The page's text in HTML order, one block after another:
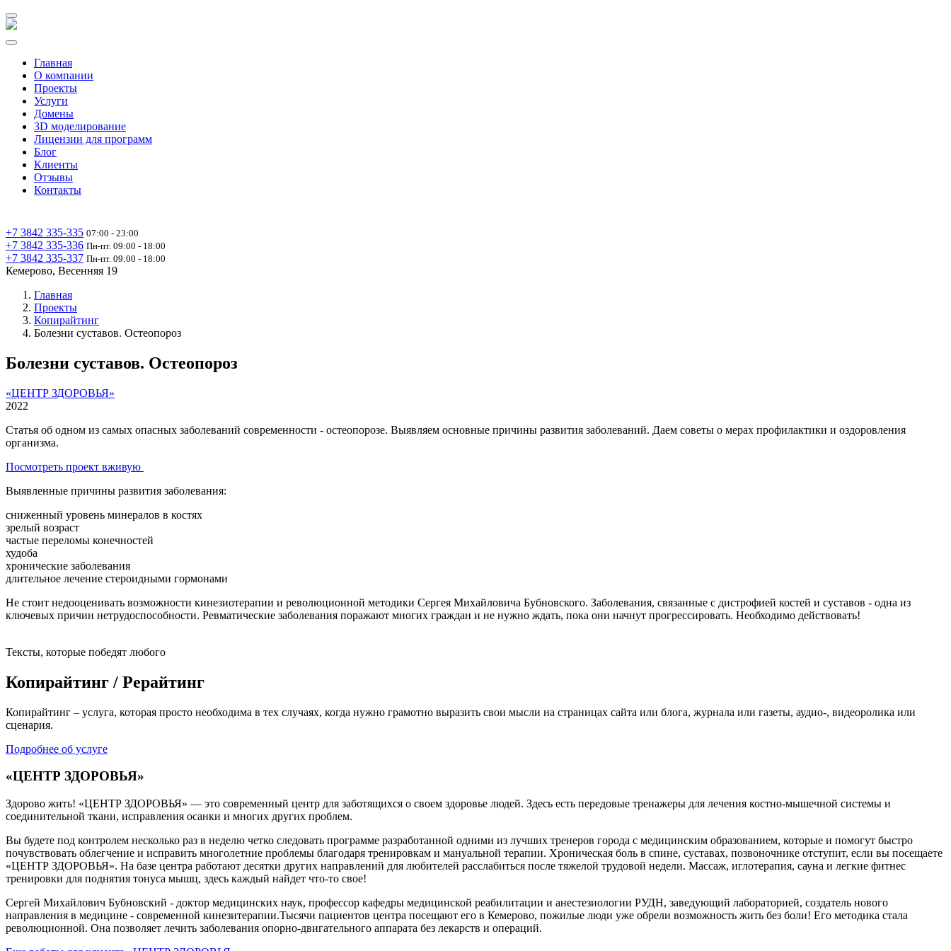
Главная
О компании
Проекты
Услуги
Домены
3D моделирование
Лицензии для программ
Блог
Клиенты
Отзывы
Контакты
+7 3842 335‑335 07:00 - 23:00
+7 3842 335‑336 Пн-пт. 09:00 - 18:00
+7 3842 335‑337 Пн-пт. 09:00 - 18:00
Кемерово, Весенняя 19
Главная
Проекты
Копирайтинг
Болезни суставов. Остеопороз
Болезни суставов. Остеопороз
«ЦЕНТР ЗДОРОВЬЯ»
2022
Статья об одном из самых опасных заболеваний современности - остеопорозе. Выявляем основные причины развития заболеваний. Даем советы о мерах профилактики и оздоровления
организма.
Посмотреть проект вживую
Выявленные причины развития заболевания:
сниженный уровень минералов в костях
зрелый возраст
частые переломы конечностей
худоба
хронические заболевания
длительное лечение стероидными гормонами
Не стоит недооценивать возможности кинезиотерапии и революционной методики Сергея Михайловича Бубновского. Заболевания, связанные с дистрофией костей и суставов - одна из
ключевых причин нетрудоспособности. Ревматические заболевания поражают многих граждан и не нужно ждать, пока они начнут прогрессировать. Необходимо действовать!
Тексты, которые победят любого
Копирайтинг / Рерайтинг
Копирайтинг – услуга, которая просто необходима в тех случаях, когда нужно грамотно выразить свои мысли на страницах сайта или блога, журнала или газеты, аудио-, видеоролика или
сценария.
Подробнее об услуге
«ЦЕНТР ЗДОРОВЬЯ»
Здорово жить! «ЦЕНТР ЗДОРОВЬЯ» — это современный центр для заботящихся о своем здоровье людей. Здесь есть передовые тренажеры для лечения костно-мышечной системы и
соединительной ткани, исправления осанки и многих других проблем.
Вы будете под контролем несколько раз в неделю четко следовать программе разработанной одними из лучших тренеров города с медицинским образованием, которые и помогут быстро
почувствовать облегчение и исправить многолетние проблемы благодаря тренировкам и мануальной терапии. Хроническая боль в спине, суставах, позвоночнике отступит, если вы посещаете
«ЦЕНТР ЗДОРОВЬЯ». На базе центра работают десятки других направлений для любителей расслабиться после тяжелой трудовой недели. Массаж, иглотерапия, сауна и легкие фитнес
тренировки для поднятия тонуса мышц, здесь каждый найдет что-то свое!
Сергей Михайлович Бубновский - доктор медицинских наук, профессор кафедры медицинской реабилитации и анестезиологии РУДН, заведующий лабораторией, создатель нового
направления в медицине - современной кинезитерапии.Тысячи пациентов центра посещают его в Кемерово, пожилые люди уже обрели возможность жить без боли! Его методика стала
революционной. Она позволяет лечить заболевания опорно-двигательного аппарата без лекарств и операций.